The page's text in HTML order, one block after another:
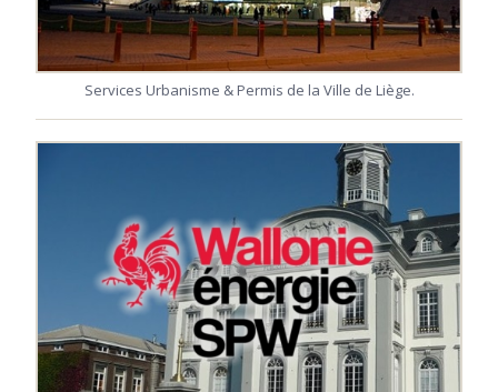
Services Urbanisme & Permis de la Ville de Liège.